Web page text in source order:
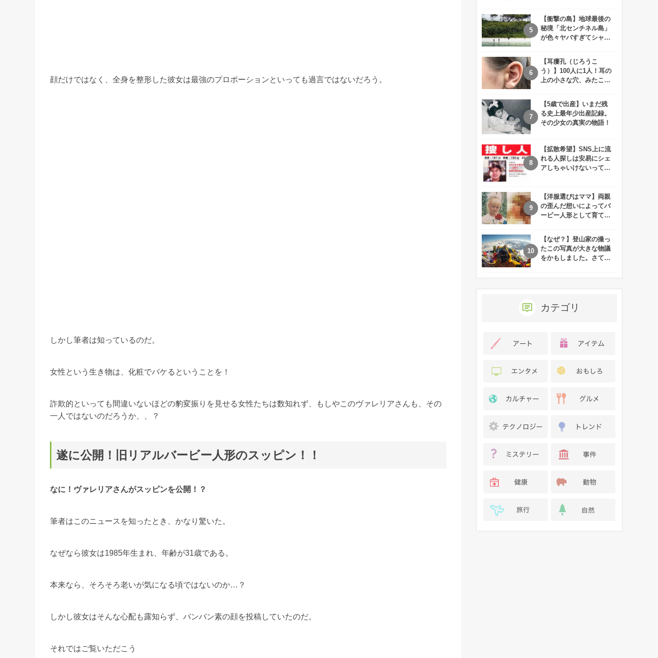
顔だけではなく、全身を整形した彼女は最強のプロポーションといっても過言ではないだろう。
しかし筆者は知っているのだ。
女性という生き物は、化粧でバケるということを！
詐欺的といっても間違いないほどの豹変振りを見せる女性たちは数知れず、もしやこのヴァレリアさんも、その
一人ではないのだろうか、、？
遂に公開！旧リアルバービー人形のスッピン！！
なに！ヴァレリアさんがスッピンを公開！？
筆者はこのニュースを知ったとき、かなり驚いた。
なぜなら彼女は1985年生まれ、年齢が31歳である。
本来なら、そろそろ老いが気になる頃ではないのか…？
しかし彼女はそんな心配も露知らず、バンバン素の顔を投稿していたのだ。
それではご覧いただこう
【衝撃の島】地球最後の
秘境「北センチネル島」
が色々ヤバすぎてシャレ
【耳瘻孔（じろうこ
う）】100人に1人！耳の
上の小さな穴、みたこと
【5歳で出産】いまだ残
る史上最年少出産記録。
その少女の真実の物語！
【拡散希望】SNS上に流
れる人探しは安易にシェ
アしちゃいけないって知
【洋服選びはママ】両親
の歪んだ想いによってバ
ービー人形として育てら
【なぜ？】登山家の撮っ
たこの写真が大きな物議
をかもしました。さて、
カテゴリ